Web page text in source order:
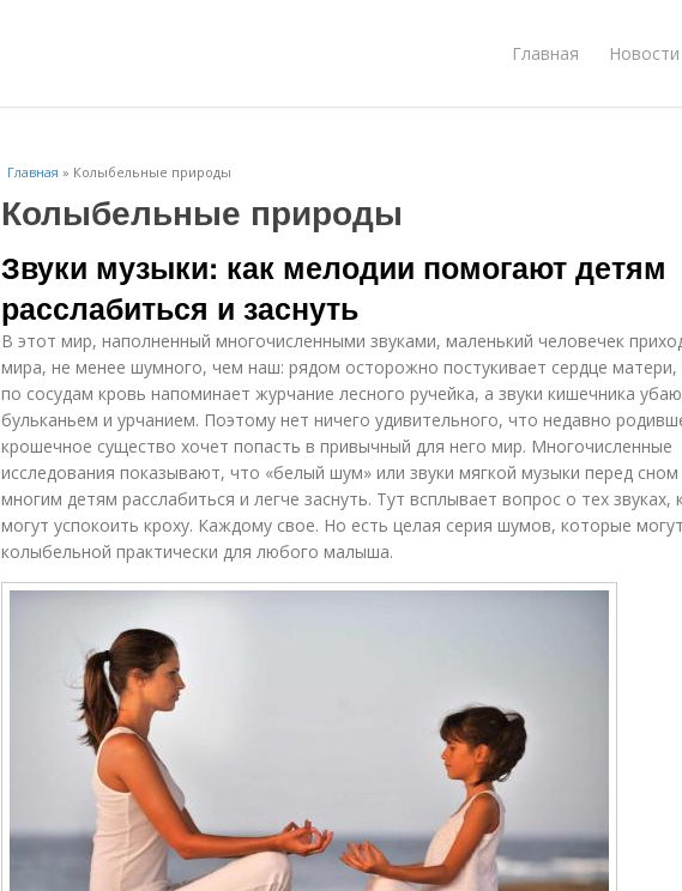
Главная Новости
Главная » Колыбельные природы
Колыбельные природы
Звуки музыки: как мелодии помогают детям
расслабиться и заснуть
В этот мир, наполненный многочисленными звуками, маленький человечек
мира, не менее шумного, чем наш: рядом осторожно постукивает сердце матери,
по сосудам кровь напоминает журчание лесного ручейка, а звуки кишечника
бульканьем и урчанием. Поэтому нет ничего удивительного, что недавно
крошечное существо хочет попасть в привычный для него мир. Многочисленные
исследования показывают, что «белый шум» или звуки мягкой музыки перед
многим детям расслабиться и легче заснуть. Тут всплывает вопрос о тех звуках,
могут успокоить кроху. Каждому свое. Но есть целая серия шумов, которые
колыбельной практически для любого малыша.